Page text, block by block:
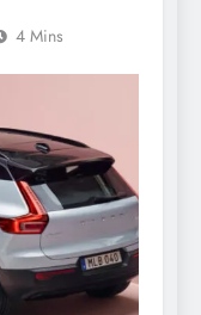
4 Mins